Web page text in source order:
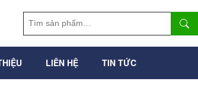
LIÊN HỆ TIN TỨC